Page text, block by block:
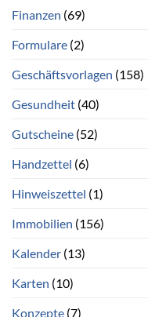
Finanzen (69)
Formulare (2)
Geschäftsvorlagen (158)
Gesundheit (40)
Gutscheine (52)
Handzettel (6)
Hinweiszettel (1)
Immobilien (156)
Kalender (13)
Karten (10)
Konzepte (7)